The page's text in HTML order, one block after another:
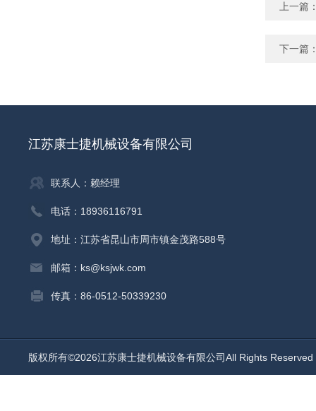
上一篇
下一篇
江苏康士捷机械设备有限公司
联系人：赖经理
电话：18936116791
地址：江苏省昆山市周市镇金茂路588号
邮箱：ks@ksjwk.com
传真：86-0512-50339230
版权所有©2026江苏康士捷机械设备有限公司All Rights